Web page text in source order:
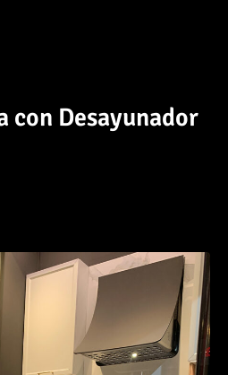
con Desayunador